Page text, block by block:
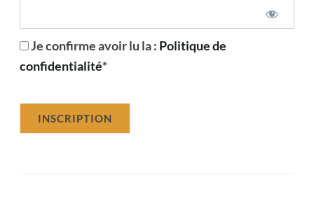
Je confirme avoir lu la : Politique de
confidentialité*
No val